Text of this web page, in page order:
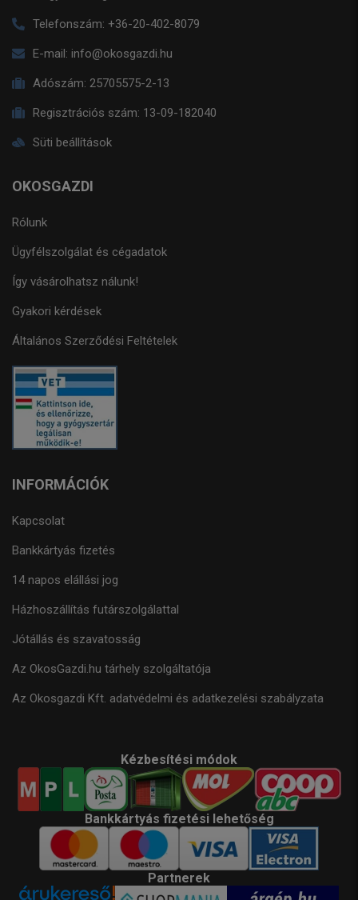
Telefonszám: +36-20-402-8079
E-mail: info@okosgazdi.hu
Adószám: 25705575-2-13
Regisztrációs szám: 13-09-182040
Süti beállítások
OKOSGAZDI
Rólunk
Ügyfélszolgálat és cégadatok
Így vásárolhatsz nálunk!
Gyakori kérdések
Általános Szerződési Feltételek
INFORMÁCIÓK
Kapcsolat
Bankkártyás fizetés
14 napos elállási jog
Házhoszállítás futárszolgálattal
Jótállás és szavatosság
Az OkosGazdi.hu tárhely szolgáltatója
Az Okosgazdi Kft. adatvédelmi és adatkezelési szabályzata
Kézbesítési módok
Bankkártyás fizetési lehetőség
Partnerek